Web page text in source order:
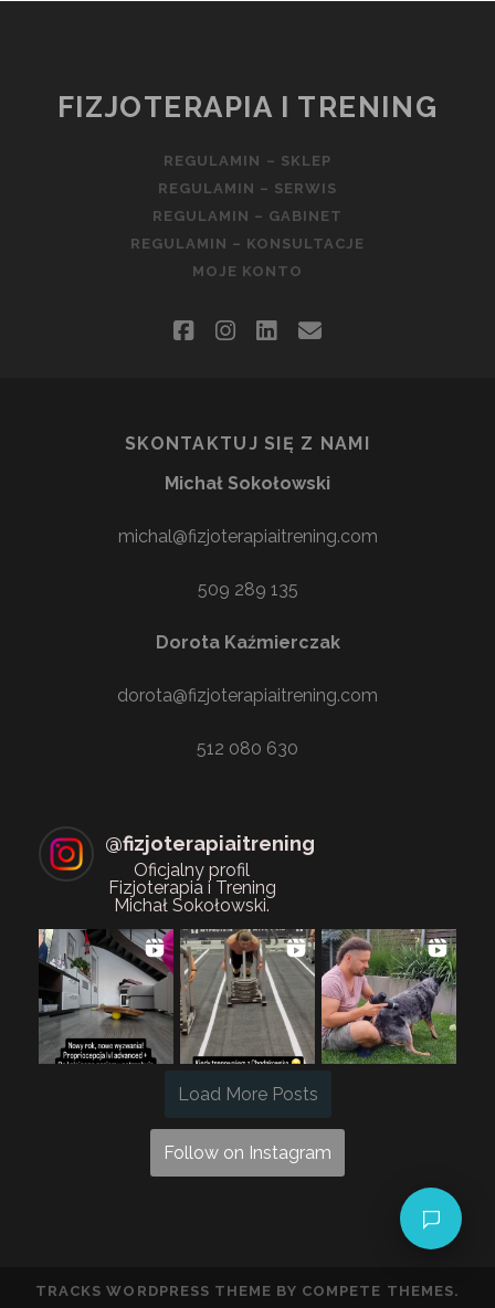
FIZJOTERAPIA I TRENING
REGULAMIN – SKLEP
REGULAMIN – SERWIS
REGULAMIN – GABINET
REGULAMIN – KONSULTACJE
MOJE KONTO
facebookinstagram
linkedin
email
SKONTAKTUJ SIĘ Z NAMI
Michał Sokołowski
michal@fizjoterapiaitrening.com
509 289 135
Dorota Kaźmierczak
dorota@fizjoterapiaitrening.com
512 080 630
@fizjoterapiaitrening
Oficjalny profil
Fizjoterapia i Trening
Michał Sokołowski.
Load More Posts
Follow on Instagram
TRACKS WORDPRESS THEME BY COMPETE THEMES.